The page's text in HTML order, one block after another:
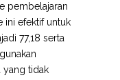
pembelajaran
ini efektif untuk
77,18 serta
yang tidak